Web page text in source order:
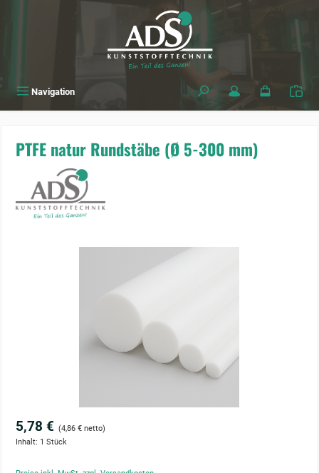
Navigation
PTFE natur Rundstäbe (Ø 5-300 mm)
5,78 € (4,86 € netto)
Inhalt: 1 Stück